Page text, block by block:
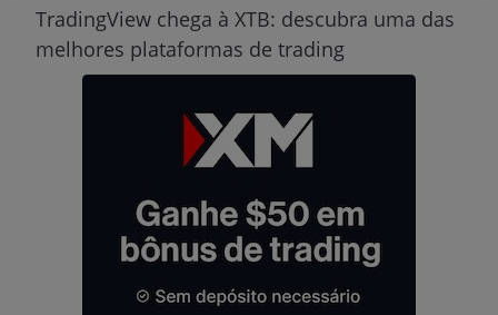
TradingView chega à XTB: descubra uma das
melhores plataformas de trading